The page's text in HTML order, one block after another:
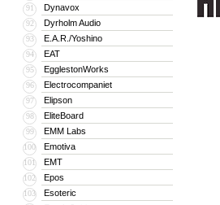
91 Dynavox
92 Dyrholm Audio
93 E.A.R./Yoshino
94 EAT
95 EgglestonWorks
96 Electrocompaniet
97 Elipson
98 EliteBoard
99 EMM Labs
100 Emotiva
101 EMT
102 Epos
103 Esoteric